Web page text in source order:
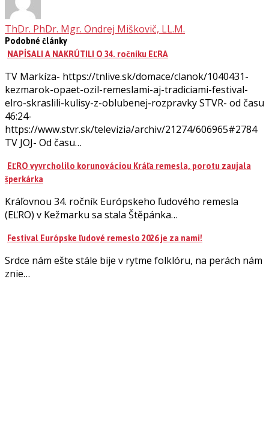
ThDr. PhDr. Mgr. Ondrej Miškovič, LL.M.
Podobné články
NAPÍSALI A NAKRÚTILI O 34. ročníku EĽRA
TV Markíza- https://tnlive.sk/domace/clanok/1040431-
kezmarok-opaet-ozil-remeslami-aj-tradiciami-festival-
elro-skraslili-kulisy-z-oblubenej-rozpravky STVR- od času
46:24-
https://www.stvr.sk/televizia/archiv/21274/606965#2784
TV JOJ- Od času…
EĽRO vyvrcholilo korunováciou Kráľa remesla, porotu zaujala
šperkárka
Kráľovnou 34. ročník Európskeho ľudového remesla
(EĽRO) v Kežmarku sa stala Štěpánka…
Festival Európske ľudové remeslo 2026 je za nami!
Srdce nám ešte stále bije v rytme folklóru, na perách nám
znie…